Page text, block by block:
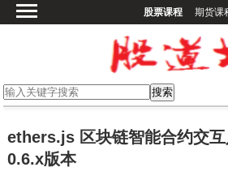
股票课程 期货课
期货课程
外汇课程
ethers.js 区块链智能合约交
0.6.x版本